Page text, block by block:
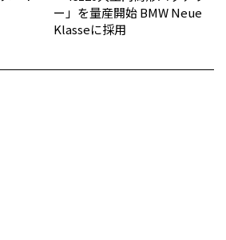
ー」を量産開始 BMW Neue
Klasseに採用